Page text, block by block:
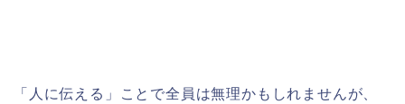
「人に伝える」ことで全員は無理かもしれませんが、